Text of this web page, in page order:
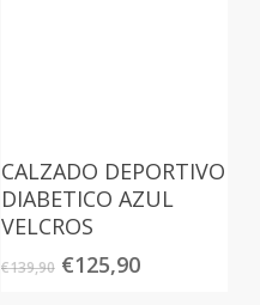
CALZADO DEPORTIVO
DIABETICO AZUL
VELCROS
€139,90 El
€125,90El